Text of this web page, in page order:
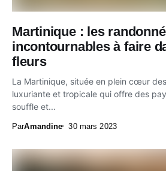
Martinique : les
incontournables à faire
fleurs
La Martinique, située en plein cœur
luxuriante et tropicale qui offre des
souffle et...
ParAmandine 30 mars 2023